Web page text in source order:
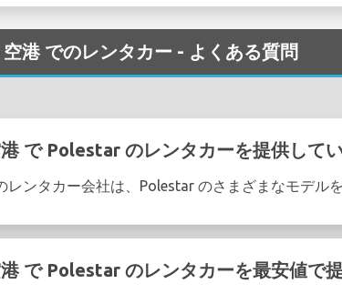
港 でのレンタカー - よくある質問
で Polestar のレンタカーを提供して
レンタカー会社は、Polestar のさまざまなモデル
で Polestar のレンタカーを最安値で